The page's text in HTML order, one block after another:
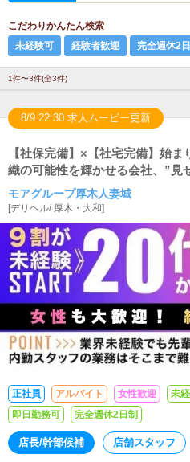
こだわりかんたん検索
未経験可
経験者歓迎 完全週休2
1件〜3件(全3件)
8/9 22:30 求人ムービー更新
【社保完備】×【社宅完備】始
織の可能性を輝かせる会社、”見
長できる。
モアグループ厚木人妻城
[デリヘル/ 厚木・大和]
正社員 アルバイト 女性歓迎 未
即日勤務可
完全週休2日制
店長/幹部候補 店舗スタッフ